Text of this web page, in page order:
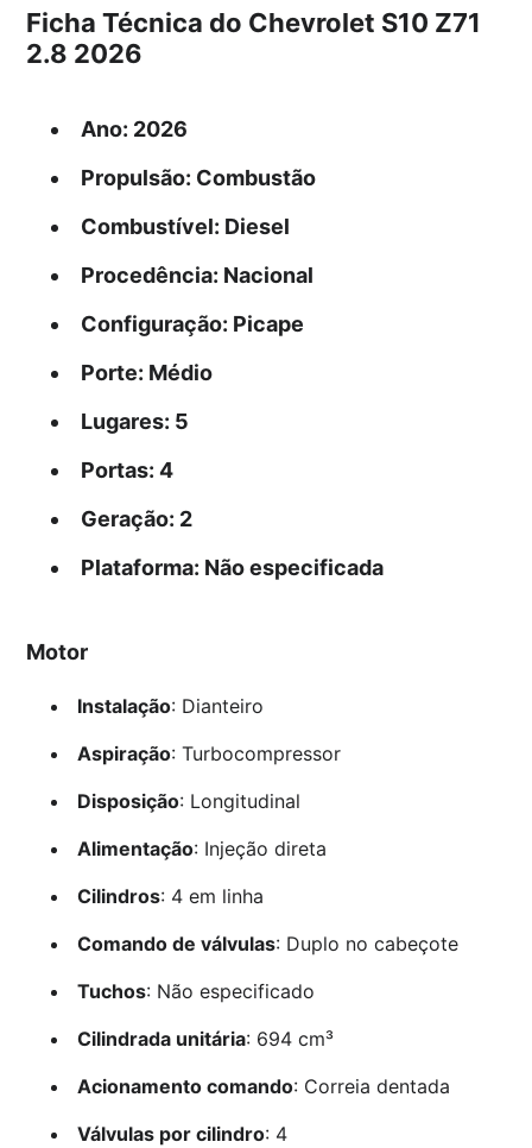
Ficha Técnica do Chevrolet S10 Z71
2.8 2026
Ano: 2026
Propulsão: Combustão
Combustível: Diesel
Procedência: Nacional
Configuração: Picape
Porte: Médio
Lugares: 5
Portas: 4
Geração: 2
Plataforma: Não especificada
Motor
Instalação: Dianteiro
Aspiração: Turbocompressor
Disposição: Longitudinal
Alimentação: Injeção direta
Cilindros: 4 em linha
Comando de válvulas: Duplo no cabeçote
Tuchos: Não especificado
Cilindrada unitária: 694 cm³
Acionamento comando: Correia dentada
Válvulas por cilindro: 4